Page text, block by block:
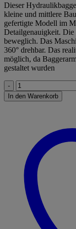
Dieser
kleine und mittlere
gefertigte Modell im
Detailgenauigkeit. Die
beweglich. Das
360° drehbar. Das
möglich, da
gestaltet wurden
Volvo
EC
290
In den Warenkorb